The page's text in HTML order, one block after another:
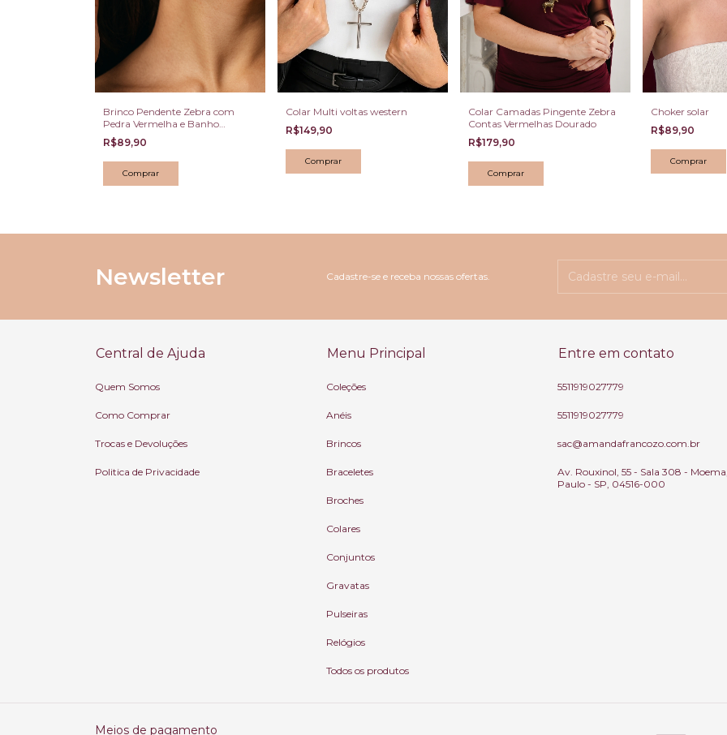
Brinco Pendente Zebra com
Pedra Vermelha e Banho
Dourado Escuro
R$89,90
Colar Multi voltas western
R$149,90
Colar Camadas Pingente Zebra
Contas Vermelhas Dourado
R$179,90
Choker solar
R$89,90
Newsletter Cadastre-se e receba nossas ofertas.
Central de Ajuda
Quem Somos
Como Comprar
Trocas e Devoluções
Politica de Privacidade
Menu Principal
Coleções
Anéis
Brincos
Braceletes
Broches
Colares
Conjuntos
Gravatas
Pulseiras
Relógios
Todos os produtos
Entre em contato
5511919027779
5511919027779
sac@amandafrancozo.com.br
Av. Rouxinol, 55 - Sala 308 -
Paulo - SP, 04516-000
Meios de pagamento